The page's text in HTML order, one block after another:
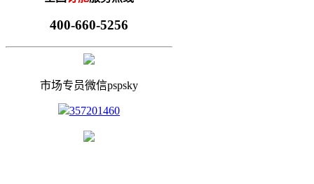
400-660-5256
市场专员微信pspsky
357201460